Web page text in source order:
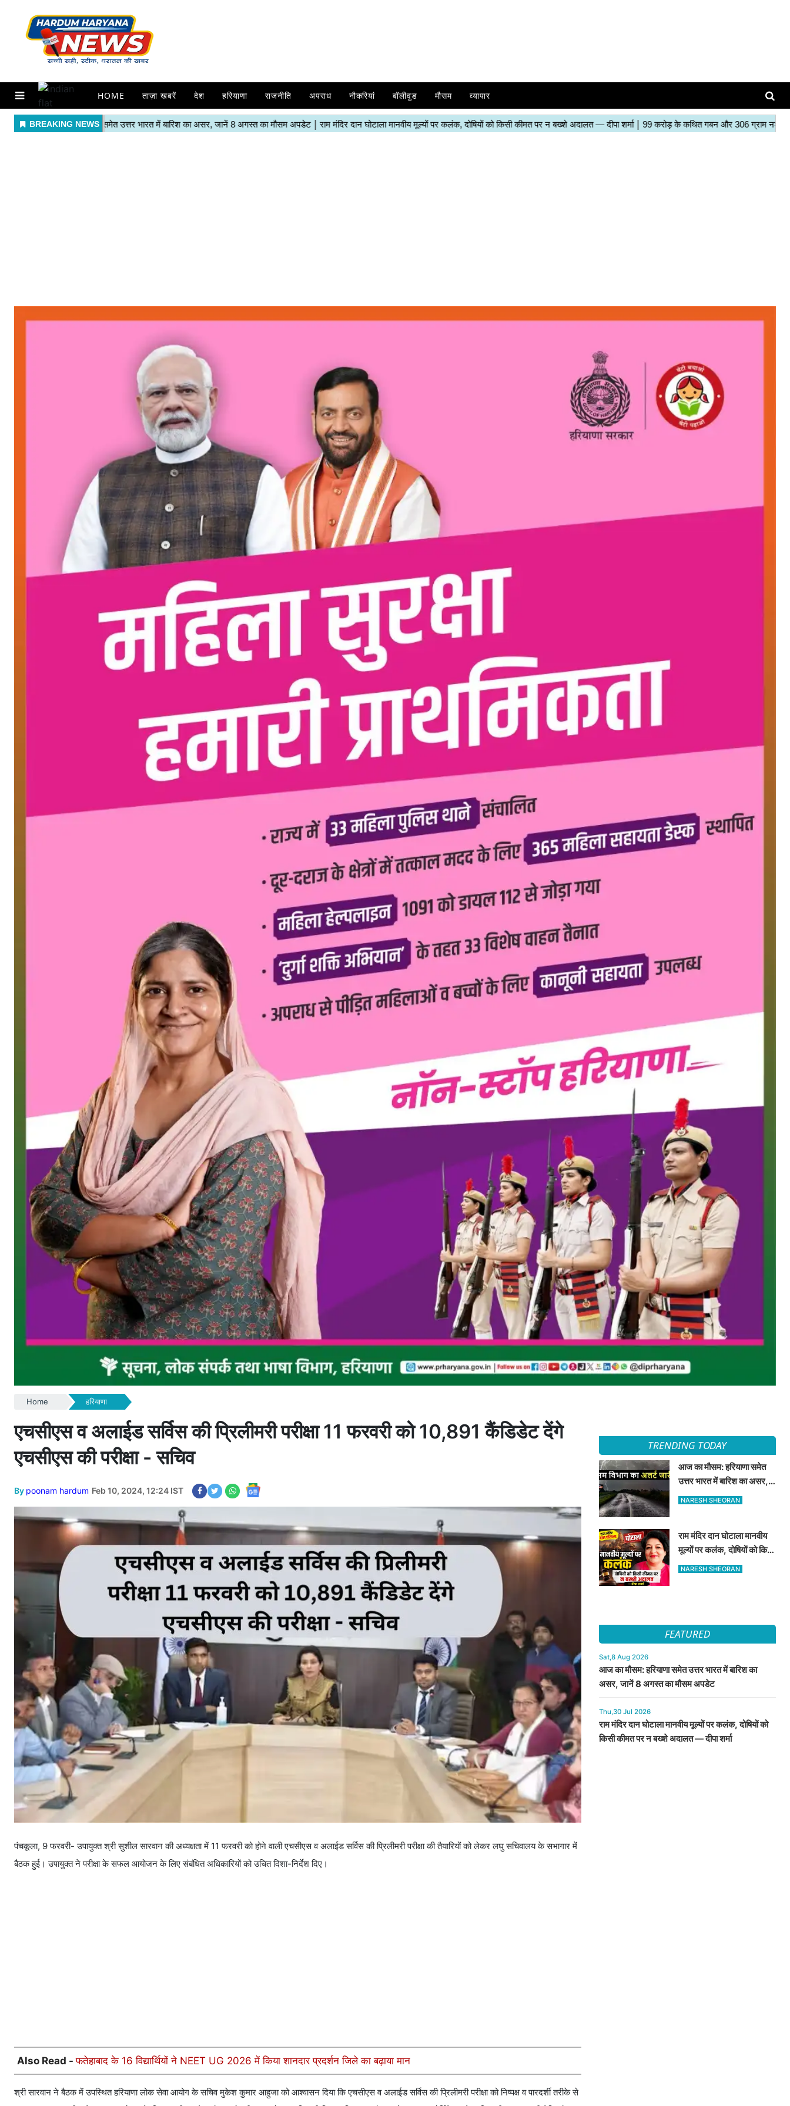
HOME ताज़ा खबरें देश हरियाणा राजनीति अपराध नौकरियां बॉलीवुड मौसम व्यापार
Home हरियाणा
एचसीएस व अलाईड सर्विस की प्रिलीमरी परीक्षा 11 फरवरी को 10,891 कैंडिडेट देंगे
एचसीएस की परीक्षा - सचिव
By poonam hardum Feb 10, 2024, 12:24 IST
पंचकूला, 9 फरवरी- उपायुक्त श्री सुशील सारवान की अध्यक्षता में 11 फरवरी को होने वाली एचसीएस व अलाईड सर्विस की प्रिलीमरी परीक्षा की तैयारियों को लेकर लघु सचिवालय के सभागार में
बैठक हुई। उपायुक्त ने परीक्षा के सफल आयोजन के लिए संबंधित अधिकारियों को उचित दिशा-निर्देश दिए।
Also Read -फतेहाबाद के 16 विद्यार्थियों ने NEET UG 2026 में किया शानदार प्रदर्शन जिले का बढ़ाया मान
श्री सारवान ने बैठक में उपस्थित हरियाणा लोक सेवा आयोग के सचिव मुकेश कुमार आहुजा को आश्वासन दिया कि एचसीएस व अलाईड सर्विस की प्रिलीमरी परीक्षा को निष्पक्ष व पारदर्शी तरीके से
TRENDING TODAY
आज का मौसम: हरियाणा समेत
उत्तर भारत में बारिश का असर,
जानें 8 अगस्त का मौसम अपडेट
NARESH SHEORAN
राम मंदिर दान घोटाला मानवीय
मूल्यों पर कलंक, दोषियों को किसी
कीमत पर न बख्शे अदालत —
NARESH SHEORAN
FEATURED
Sat,8 Aug 2026
आज का मौसम: हरियाणा समेत उत्तर भारत में बारिश का
असर, जानें 8 अगस्त का मौसम अपडेट
Thu,30 Jul 2026
राम मंदिर दान घोटाला मानवीय मूल्यों पर कलंक, दोषियों को
किसी कीमत पर न बख्शे अदालत — दीपा शर्मा